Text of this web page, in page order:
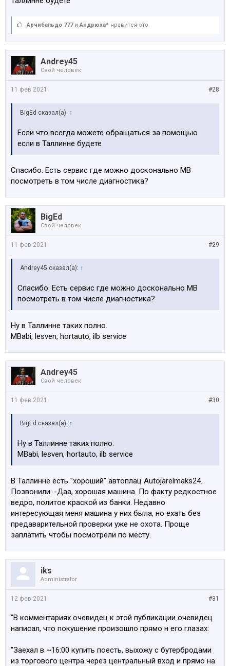
Арчибальдо 777иАндрюха* нравится это.
Andrey45
Свой человек
#28
11 фев 2021
BigEd сказал(а): ↑
Если что всегда можете обращаться за помощью
если в Таллинне будете
Спасибо. Есть сервис где можно досконально МВ
посмотреть в том числе диагностика?
BigEd
Свой человек
#29
11 фев 2021
Andrey45 сказал(а): ↑
Спасибо. Есть сервис где можно досконально МВ
посмотреть в том числе диагностика?
Ну в Таллинне таких полно.
MBabi, lesven, hortauto, ilb service
Andrey45
Свой человек
#30
11 фев 2021
BigEd сказал(а): ↑
Ну в Таллинне таких полно.
MBabi, lesven, hortauto, ilb service
В Таллинне есть "хороший" автоплац Autojarelmaks24.
Позвонили: -Даа, хорошая машина. По факту редкостное
ведро, политое краской из банки. Недавно
интересующая меня машина у них была, но ехать без
предаварительной проверки уже не охота. Проще
заплатить чтобы посмотрели по месту.
iks
Administrator
#31
12 фев 2021
"В комментариях очевидец к этой публикации очевидец
написал, что покушение произошло прямо н его глазах:
"Заехал в ~16:00 купить поесть, выхожу с бутербродами
из торгового центра через центральный вход и прямо на